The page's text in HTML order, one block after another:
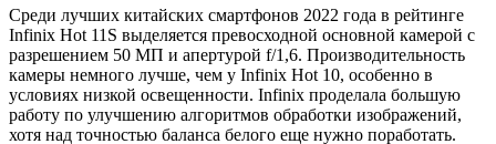
Среди лучших китайских смартфонов 2022 года в рейтинге
Infinix Hot 11S выделяется превосходной основной камерой с
разрешением 50 МП и апертурой f/1,6. Производительность
камеры немного лучше, чем у Infinix Hot 10, особенно в
условиях низкой освещенности. Infinix проделала большую
работу по улучшению алгоритмов обработки изображений,
хотя над точностью баланса белого еще нужно поработать.